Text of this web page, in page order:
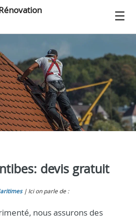
devis gratuit
Ici on parle de :
nous assurons des